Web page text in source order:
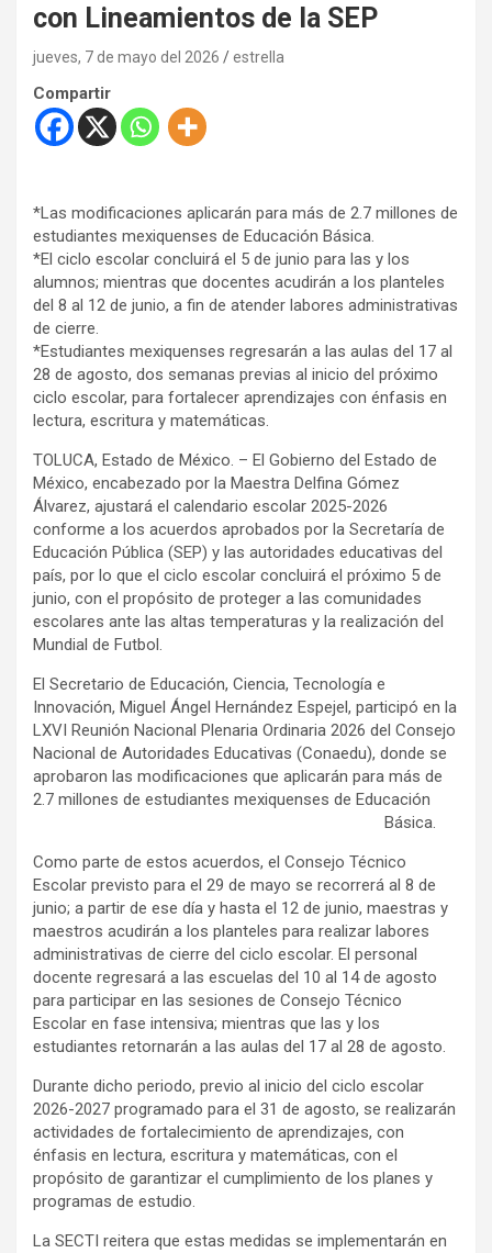
con Lineamientos de la SEP
jueves, 7 de mayo del 2026 estrella
Compartir
*⁠Las modificaciones aplicarán para más de 2.7 millones de
estudiantes mexiquenses de Educación Básica.
*⁠El ciclo escolar concluirá el 5 de junio para las y los
alumnos; mientras que docentes acudirán a los planteles
del 8 al 12 de junio, a fin de atender labores administrativas
de cierre.
*⁠Estudiantes mexiquenses regresarán a las aulas del 17 al
28 de agosto, dos semanas previas al inicio del próximo
ciclo escolar, para fortalecer aprendizajes con énfasis en
lectura, escritura y matemáticas.
TOLUCA, Estado de México. – El Gobierno del Estado de
México, encabezado por la Maestra Delfina Gómez
Álvarez, ajustará el calendario escolar 2025-2026
conforme a los acuerdos aprobados por la Secretaría de
Educación Pública (SEP) y las autoridades educativas del
país, por lo que el ciclo escolar concluirá el próximo 5 de
junio, con el propósito de proteger a las comunidades
escolares ante las altas temperaturas y la realización del
Mundial de Futbol.
El Secretario de Educación, Ciencia, Tecnología e
Innovación, Miguel Ángel Hernández Espejel, participó en la
LXVI Reunión Nacional Plenaria Ordinaria 2026 del Consejo
Nacional de Autoridades Educativas (Conaedu), donde se
aprobaron las modificaciones que aplicarán para más de
2.7 millones de estudiantes mexiquenses de Educación
Básica.
Como parte de estos acuerdos, el Consejo Técnico
Escolar previsto para el 29 de mayo se recorrerá al 8 de
junio; a partir de ese día y hasta el 12 de junio, maestras y
maestros acudirán a los planteles para realizar labores
administrativas de cierre del ciclo escolar. El personal
docente regresará a las escuelas del 10 al 14 de agosto
para participar en las sesiones de Consejo Técnico
Escolar en fase intensiva; mientras que las y los
estudiantes retornarán a las aulas del 17 al 28 de agosto.
Durante dicho periodo, previo al inicio del ciclo escolar
2026-2027 programado para el 31 de agosto, se realizarán
actividades de fortalecimiento de aprendizajes, con
énfasis en lectura, escritura y matemáticas, con el
propósito de garantizar el cumplimiento de los planes y
programas de estudio.
La SECTI reitera que estas medidas se implementarán en